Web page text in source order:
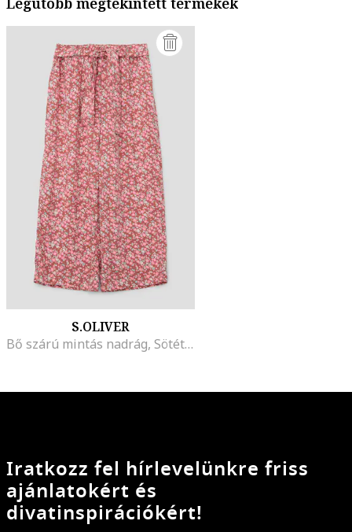
S.OLIVER
Bő szárú mintás nadrág, Sötétpiros
Iratkozz fel hírlevelünkre friss
ajánlatokért és
divatinspirációkért!